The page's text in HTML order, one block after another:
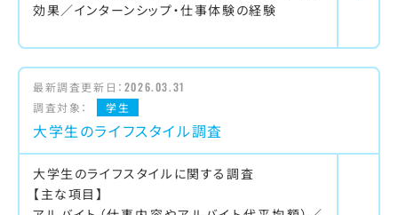
効果／インターンシップ・仕事体験の経験
最新調査更新日： 2026.03.31
調査対象：
学生
大学生のライフスタイル調査
大学生のライフスタイルに関する調査
【主な項目】